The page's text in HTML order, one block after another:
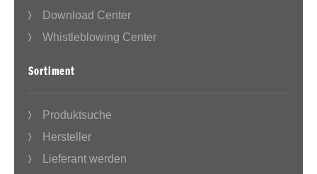
Download Center
Whistleblowing Center
Sortiment
Produktsuche
Hersteller
Lieferant werden